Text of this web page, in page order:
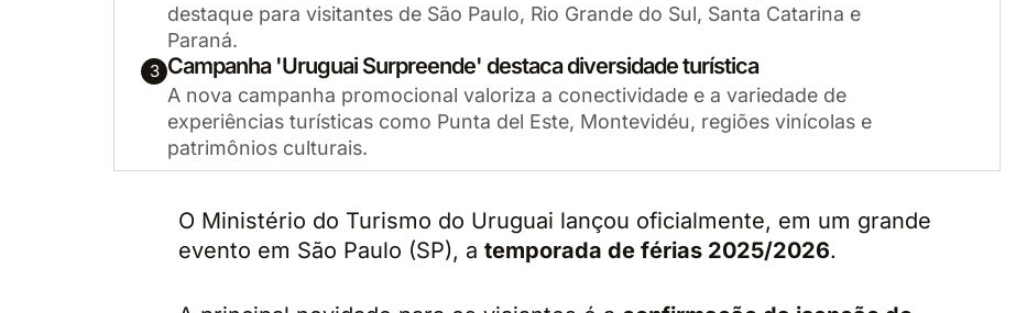
destaque para visitantes de São Paulo, Rio Grande do Sul, Santa Catarina e
Paraná.
3 Campanha 'Uruguai Surpreende' destaca diversidade turística
A nova campanha promocional valoriza a conectividade e a variedade de
experiências turísticas como Punta del Este, Montevidéu, regiões vinícolas e
patrimônios culturais.
O Ministério do Turismo do Uruguai lançou oficialmente, em um grande
evento em São Paulo (SP), a temporada de férias 2025/2026.